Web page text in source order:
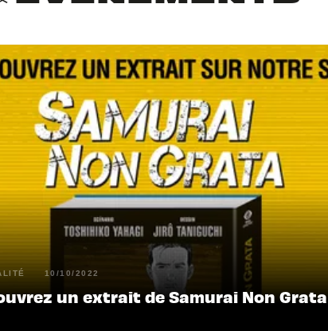
10/10/2022
un extrait de Samurai Non Grata